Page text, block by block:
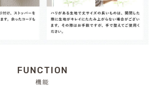
FUNCTION
機能